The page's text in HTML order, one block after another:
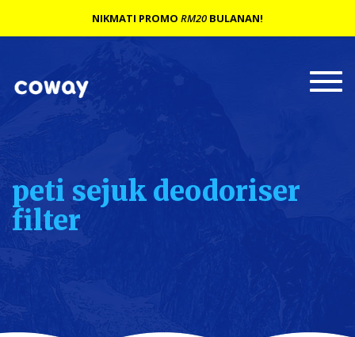
peti sejuk deodoriser
filter
NIKMATI PROMO RM20 BULANAN!